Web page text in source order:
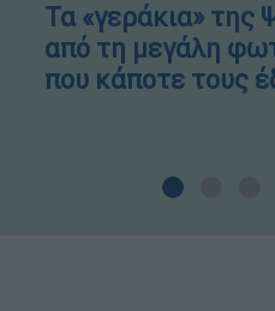
Τα «γεράκια»
από τη μεγάλη
που κάποτε τους